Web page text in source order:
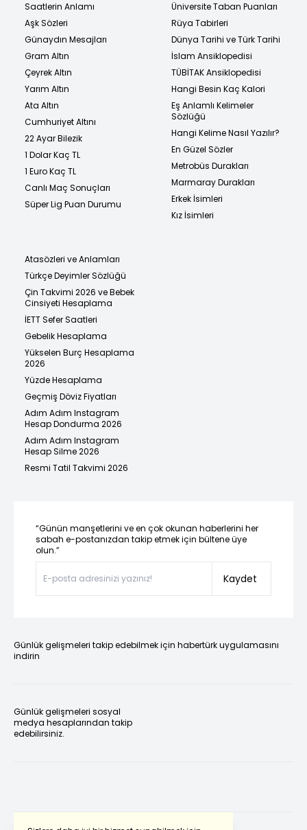
Saatlerin Anlamı
Aşk Sözleri
Günaydın Mesajları
Gram Altın
Çeyrek Altın
Yarım Altın
Ata Altın
Cumhuriyet Altını
22 Ayar Bilezik
1 Dolar Kaç TL
1 Euro Kaç TL
Canlı Maç Sonuçları
Süper Lig Puan Durumu
Üniversite Taban Puanları
Rüya Tabirleri
Dünya Tarihi ve Türk Tarihi
İslam Ansiklopedisi
TÜBİTAK Ansiklopedisi
Hangi Besin Kaç Kalori
Eş Anlamlı Kelimeler
Sözlüğü
Hangi Kelime Nasıl Yazılır?
En Güzel Sözler
Metrobüs Durakları
Marmaray Durakları
Erkek İsimleri
Kız İsimleri
Atasözleri ve Anlamları
Türkçe Deyimler Sözlüğü
Çin Takvimi 2026 ve Bebek
Cinsiyeti Hesaplama
İETT Sefer Saatleri
Gebelik Hesaplama
Yükselen Burç Hesaplama
2026
Yüzde Hesaplama
Geçmiş Döviz Fiyatları
Adım Adım Instagram
Hesap Dondurma 2026
Adım Adım Instagram
Hesap Silme 2026
Resmi Tatil Takvimi 2026
“Günün manşetlerini ve en çok okunan haberlerini her
sabah e-postanızdan takip etmek için bültene üye
olun.”
Kaydet
Günlük gelişmeleri takip edebilmek için habertürk uygulamasını
indirin
Günlük gelişmeleri sosyal
medya hesaplarından takip
edebilirsiniz.